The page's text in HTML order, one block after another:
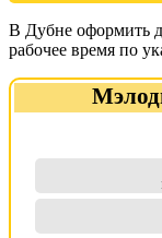
В Дубне оформить
рабочее время по